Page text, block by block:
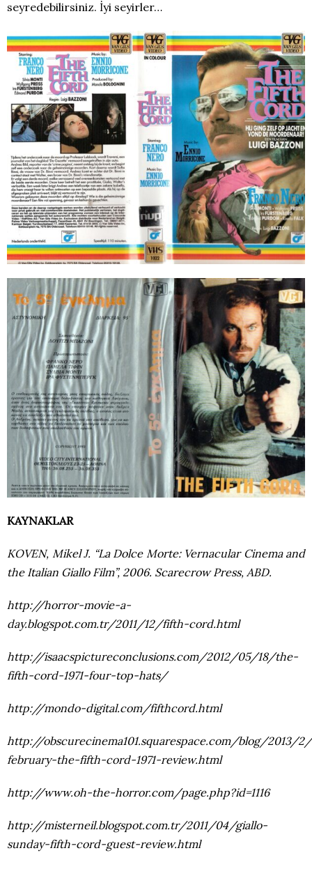
seyredebilirsiniz. İyi seyirler…
KAYNAKLAR
KOVEN, Mikel J. “La Dolce Morte: Vernacular Cinema and
the Italian Giallo Film”, 2006. Scarecrow Press, ABD.
http://horror-movie-a-
day.blogspot.com.tr/2011/12/fifth-cord.html
http://isaacspictureconclusions.com/2012/05/18/the-
fifth-cord-1971-four-top-hats/
http://mondo-digital.com/fifthcord.html
http://obscurecinema101.squarespace.com/blog/2013/
february-the-fifth-cord-1971-review.html
http://www.oh-the-horror.com/page.php?id=1116
http://misterneil.blogspot.com.tr/2011/04/giallo-
sunday-fifth-cord-guest-review.html